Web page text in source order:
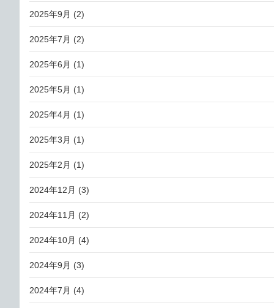
2025年9月 (2)
2025年7月 (2)
2025年6月 (1)
2025年5月 (1)
2025年4月 (1)
2025年3月 (1)
2025年2月 (1)
2024年12月 (3)
2024年11月 (2)
2024年10月 (4)
2024年9月 (3)
2024年7月 (4)